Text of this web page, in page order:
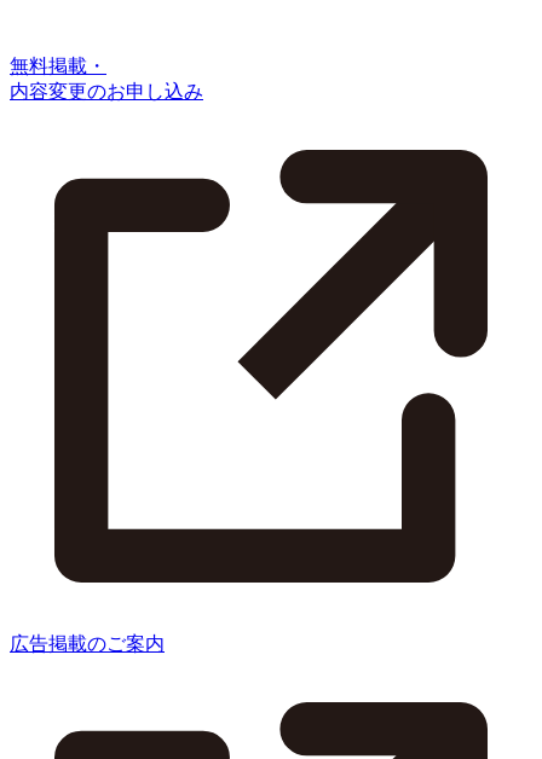
無料掲載・
内容変更のお申し込み
広告掲載のご案内